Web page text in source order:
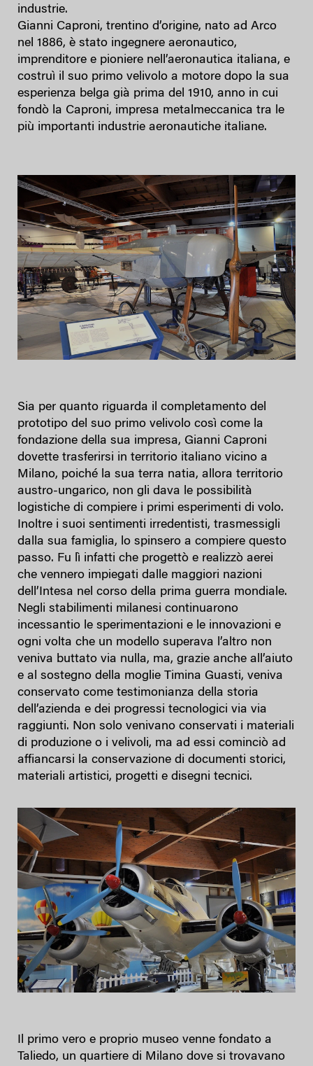
industrie.
Gianni Caproni, trentino d’origine, nato ad Arco
nel 1886, è stato ingegnere aeronautico,
imprenditore e pioniere nell’aeronautica italiana, e
costruì il suo primo velivolo a motore dopo la sua
esperienza belga già prima del 1910, anno in cui
fondò la Caproni, impresa metalmeccanica tra le
più importanti industrie aeronautiche italiane.
Sia per quanto riguarda il completamento del
prototipo del suo primo velivolo così come la
fondazione della sua impresa, Gianni Caproni
dovette trasferirsi in territorio italiano vicino a
Milano, poiché la sua terra natia, allora territorio
austro-ungarico, non gli dava le possibilità
logistiche di compiere i primi esperimenti di volo.
Inoltre i suoi sentimenti irredentisti, trasmessigli
dalla sua famiglia, lo spinsero a compiere questo
passo. Fu lì infatti che progettò e realizzò aerei
che vennero impiegati dalle maggiori nazioni
dell’Intesa nel corso della prima guerra mondiale.
Negli stabilimenti milanesi continuarono
incessantio le sperimentazioni e le innovazioni e
ogni volta che un modello superava l’altro non
veniva buttato via nulla, ma, grazie anche all’aiuto
e al sostegno della moglie Timina Guasti, veniva
conservato come testimonianza della storia
dell’azienda e dei progressi tecnologici via via
raggiunti. Non solo venivano conservati i materiali
di produzione o i velivoli, ma ad essi cominciò ad
affiancarsi la conservazione di documenti storici,
materiali artistici, progetti e disegni tecnici.
Il primo vero e proprio museo venne fondato a
Taliedo, un quartiere di Milano dove si trovavano